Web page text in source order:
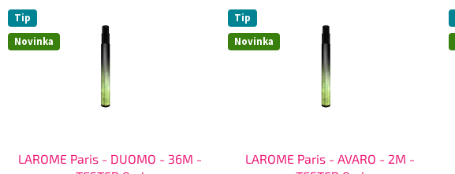
Novinka
Tip
LAROME Paris - DUOMO - 36M -
Novinka
Tip
LAROME Paris - AVARO - 2M -